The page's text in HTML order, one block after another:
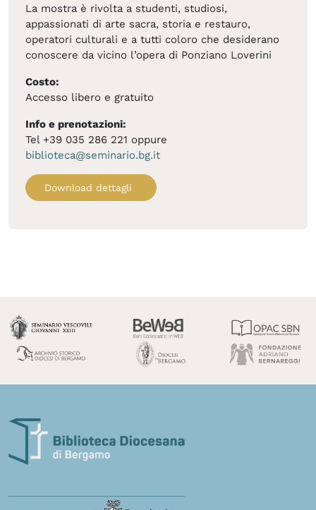
La mostra è rivolta a studenti, studiosi,
appassionati di arte sacra, storia e restauro,
operatori culturali e a tutti coloro che desiderano
conoscere da vicino l’opera di Ponziano Loverini
Costo:
Accesso libero e gratuito
Info e prenotazioni:
Tel +39 035 286 221 oppure
biblioteca@seminario.bg.it
Download dettagli